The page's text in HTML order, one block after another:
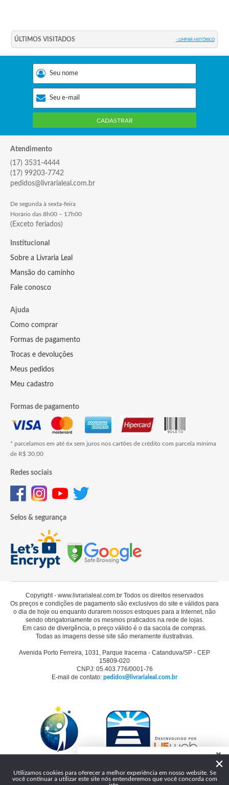
ÚLTIMOS VISITADOS - LIMPAR HISTÓRICO
CADASTRAR
Atendimento
(17) 3531-4444
(17) 99203-7742
pedidos@livrarialeal.com.br
De segunda à sexta-feira
Horário das 8h00 – 17h00
(Exceto feriados)
Institucional
Sobre a Livraria Leal
Mansão do caminho
Fale conosco
Ajuda
Como comprar
Formas de pagamento
Trocas e devoluções
Meus pedidos
Meu cadastro
Formas de pagamento
* parcelamos em até 6x sem juros nos cartões de crédito com parcela mínima
de R$ 30,00
Redes sociais
Selos & segurança
Copyright - www.livrarialeal.com.br Todos os direitos reservados
Os preços e condições de pagamento são exclusivos do site e válidos para
o dia de hoje ou enquanto durarem nossos estoques para a Internet, não
sendo obrigatoriamente os mesmos praticados na rede de lojas.
Em caso de divergência, o preço válido é o da sacola de compras.
Todas as imagens desse site são meramente ilustrativas.
Avenida Porto Ferreira, 1031, Parque Iracema - Catanduva/SP - CEP
15809-020
CNPJ: 05.403.776/0001-76
E-mail de contato: pedidos@livrarialeal.com.br
×
Utilizamos cookies para oferecer a melhor experiência em nosso website. Se
você continuar a utilizar este site nós entenderemos que você concorda com
Como podemos te ajudar?
Olá, seja bem-vindo à Livraria Leal!